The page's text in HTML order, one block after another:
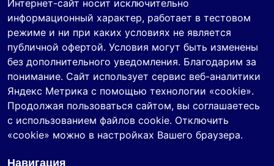
Интернет-сайт носит исключительно
информационный характер, работает в тестовом
режиме и ни при каких условиях не является
публичной офертой. Условия могут быть изменены
без дополнительного уведомления. Благодарим за
понимание. Сайт использует сервис веб-аналитики
Яндекс Метрика с помощью технологии «cookie».
Продолжая пользоваться сайтом, вы соглашаетесь
с использованием файлов cookie. Отключить
«cookie» можно в настройках Вашего браузера.
Навигация